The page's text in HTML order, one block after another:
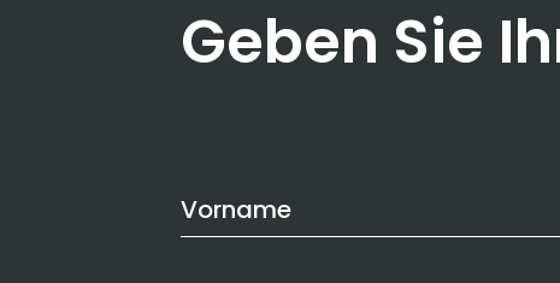
Geben Sie
Us
Vorname